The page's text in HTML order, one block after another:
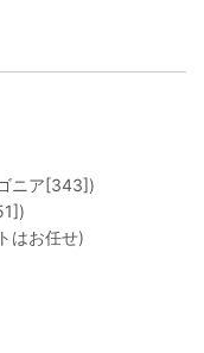
ニア[343])
はお任せ)